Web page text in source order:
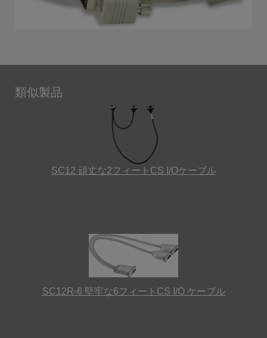
類似製品
SC12 頑丈な2フィートCS I/Oケーブル
SC12R-6 堅牢な6フィートCS I/O ケーブル